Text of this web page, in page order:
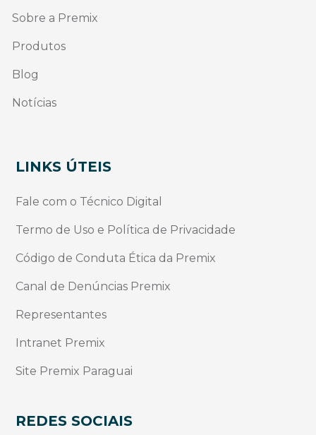
Sobre a Premix
Produtos
Blog
Notícias
LINKS ÚTEIS
Fale com o Técnico Digital
Termo de Uso e Política de Privacidade
Código de Conduta Ética da Premix
Canal de Denúncias Premix
Representantes
Intranet Premix
Site Premix Paraguai
REDES SOCIAIS